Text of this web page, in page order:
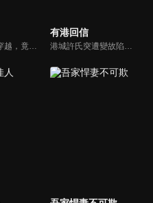
鹿貞兒意外穿越，竟成了大業國即將被迫殉葬的悲慘妃子。在生死關頭，她驚覺眼前的傀儡皇帝蕭聞璟竟是來自現代的同鄉。面對宮廷中險象叢生的權力博弈與既定的死亡命運，鹿貞兒拒不服輸，誓要與蕭聞璟聯手逆天改命。然而，正當兩人步步反擊之際，鹿貞兒卻意外發現蕭聞璟背後竟隱藏著更深層的秘密...
有港回信
港城許氏突遭變故陷入絕境，養女許晚信求助婚約對象沈灝，反被沈家父子要脅。緊急關頭，沈家小叔沈顧以沈氏大股東身份歸來，並與許晚信簽訂契約婚姻助其應對危機，許家爺爺在看到許晚信和沈顧後，驚覺二人酷似當年的救國情侶林書意與沈故，在他們的相互扶持中，前世未盡的緣分也被緩緩揭開的故事。